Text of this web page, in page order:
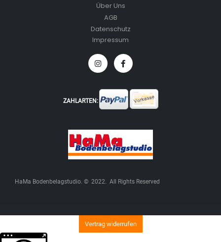
Über Uns
AGB
Datenschutz
Impressum
ZAHLARTEN:
HaMa Bodenbelagstudio. © 2022. All Rights Reserved
Vertrag widerrufen
Weitere Informationen über den gesperrten Inhalt.